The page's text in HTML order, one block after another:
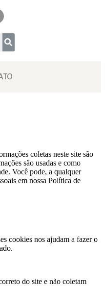
coletas neste site são
são usadas e como
Você pode, a qualquer
em nossa Política de
cookies nos ajudam a fazer o
do site e não coletam